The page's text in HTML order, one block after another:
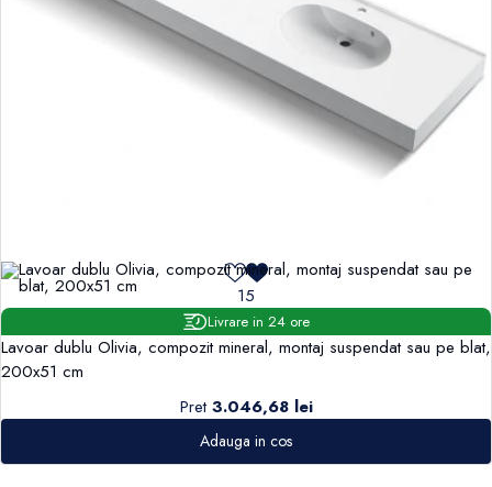
15
Livrare in 24 ore
Lavoar dublu Olivia, compozit mineral, montaj suspendat sau pe blat,
200x51 cm
Pret 3.046,68 lei
Adauga in cos